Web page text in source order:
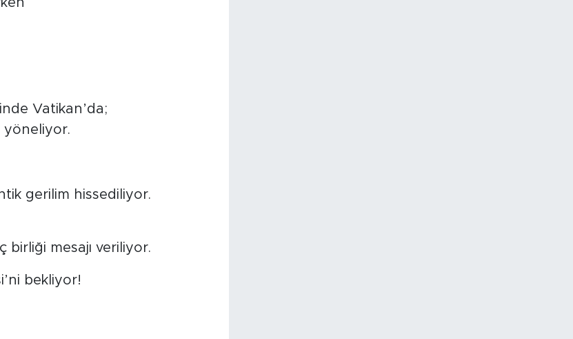
Vatikan’da;
yöneliyor.
gerilim hissediliyor.
birliği mesajı veriliyor.
bekliyor!